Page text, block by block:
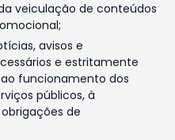
veiculação de conteúdos
avisos e
e estritamente
funcionamento dos
públicos, à
de